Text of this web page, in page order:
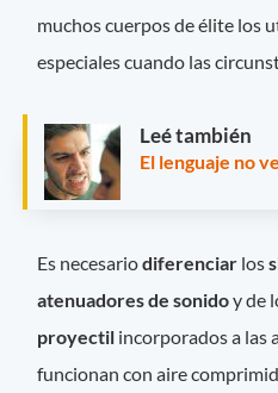
muchos cuerpos de élite los
especiales cuando las
Leé también
El lenguaje no
Es necesariodiferenciar los
atenuadores de sonidoy de
proyectil incorporados a las
funcionan con aire